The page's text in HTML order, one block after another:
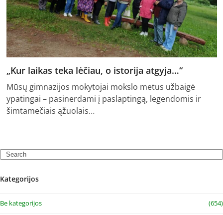
„Kur laikas teka lėčiau, o istorija atgyja…“
Mūsų gimnazijos mokytojai mokslo metus užbaigė
ypatingai – pasinerdami į paslaptingą, legendomis ir
šimtamečiais ąžuolais…
Search
Kategorijos
Be kategorijos (654)